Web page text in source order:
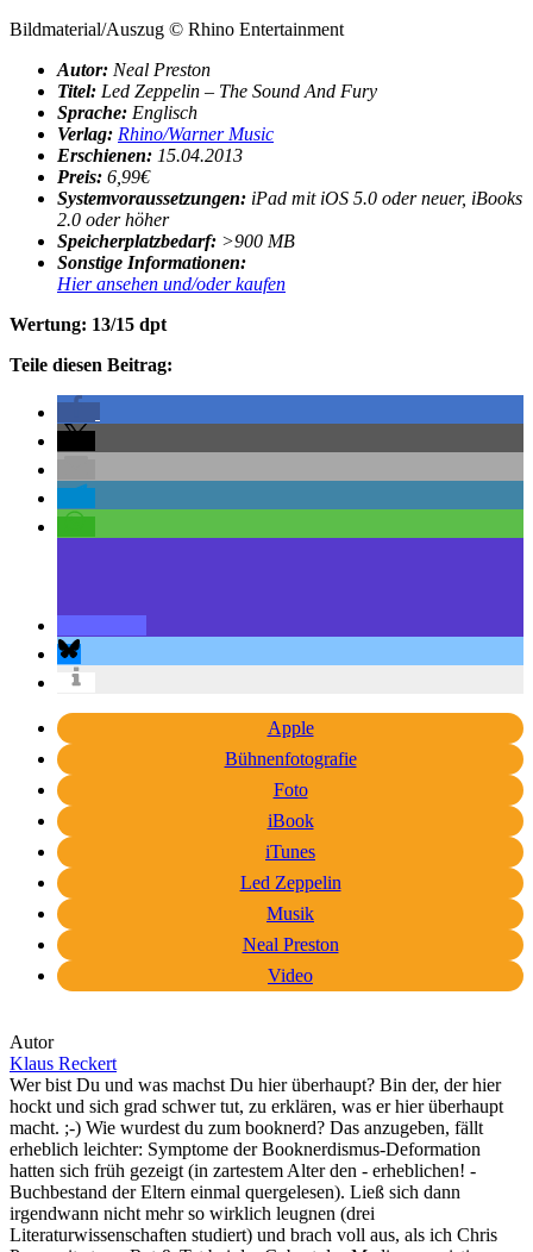
Bildmaterial/Auszug © Rhino Entertainment
Autor: Neal Preston
Titel: Led Zeppelin – The Sound And Fury
Sprache: Englisch
Verlag: Rhino/Warner Music
Erschienen: 15.04.2013
Preis: 6,99€
Systemvoraussetzungen: iPad mit iOS 5.0 oder neuer, iBooks
2.0 oder höher
Speicherplatzbedarf: >900 MB
Sonstige Informationen:
Hier ansehen und/oder kaufen
Wertung: 13/15 dpt
Teile diesen Beitrag:
Apple
Bühnenfotografie
Foto
iBook
iTunes
Led Zeppelin
Musik
Neal Preston
Video
Autor
Klaus Reckert
Wer bist Du und was machst Du hier überhaupt? Bin der, der hier
hockt und sich grad schwer tut, zu erklären, was er hier überhaupt
macht. ;-) Wie wurdest du zum booknerd? Das anzugeben, fällt
erheblich leichter: Symptome der Booknerdismus-Deformation
hatten sich früh gezeigt (in zartestem Alter den - erheblichen! -
Buchbestand der Eltern einmal quergelesen). Ließ sich dann
irgendwann nicht mehr so wirklich leugnen (drei
Literaturwissenschaften studiert) und brach voll aus, als ich Chris